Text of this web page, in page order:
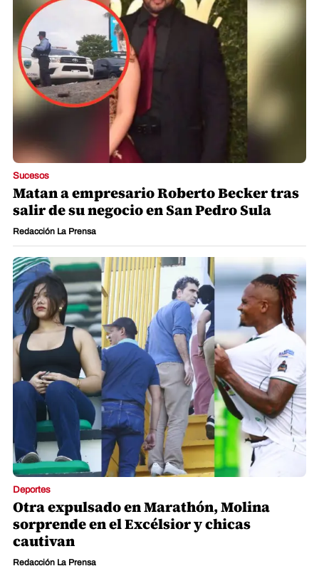
Sucesos
Matan a empresario Roberto Becker tras
salir de su negocio en San Pedro Sula
Redacción La Prensa
Deportes
Otra expulsado en Marathón, Molina
sorprende en el Excélsior y chicas
cautivan
Redacción La Prensa